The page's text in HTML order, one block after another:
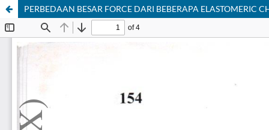
PERBEDAAN BESAR FORCE DARI BEBERAPA ELASTOMERIC